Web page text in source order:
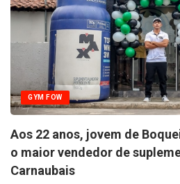
GYM FOW
Aos 22 anos, jovem de
o maior vendedor de
Carnaubais